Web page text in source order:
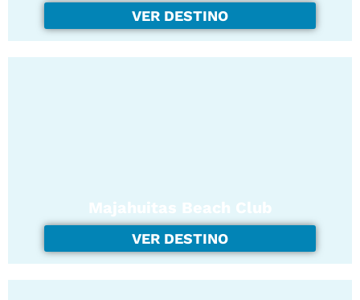
VER DESTINO
Majahuitas Beach Club
VER DESTINO